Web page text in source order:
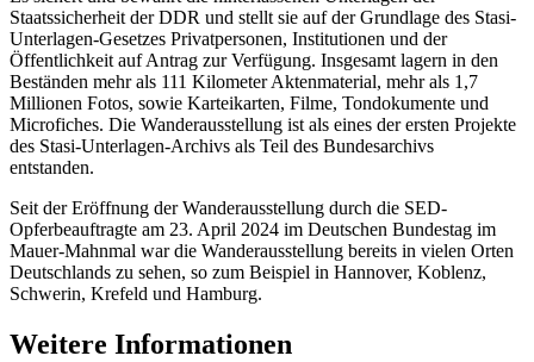
Staatssicherheit der DDR und stellt sie auf der Grundlage des Stasi-
Unterlagen-Gesetzes Privatpersonen, Institutionen und der
Öffentlichkeit auf Antrag zur Verfügung. Insgesamt lagern in den
Beständen mehr als 111 Kilometer Aktenmaterial, mehr als 1,7
Millionen Fotos, sowie Karteikarten, Filme, Tondokumente und
Microfiches. Die Wanderausstellung ist als eines der ersten Projekte
des Stasi-Unterlagen-Archivs als Teil des Bundesarchivs
entstanden.
Seit der Eröffnung der Wanderausstellung durch die SED-
Opferbeauftragte am 23. April 2024 im Deutschen Bundestag im
Mauer-Mahnmal war die Wanderausstellung bereits in vielen Orten
Deutschlands zu sehen, so zum Beispiel in Hannover, Koblenz,
Schwerin, Krefeld und Hamburg.
Weitere Informationen